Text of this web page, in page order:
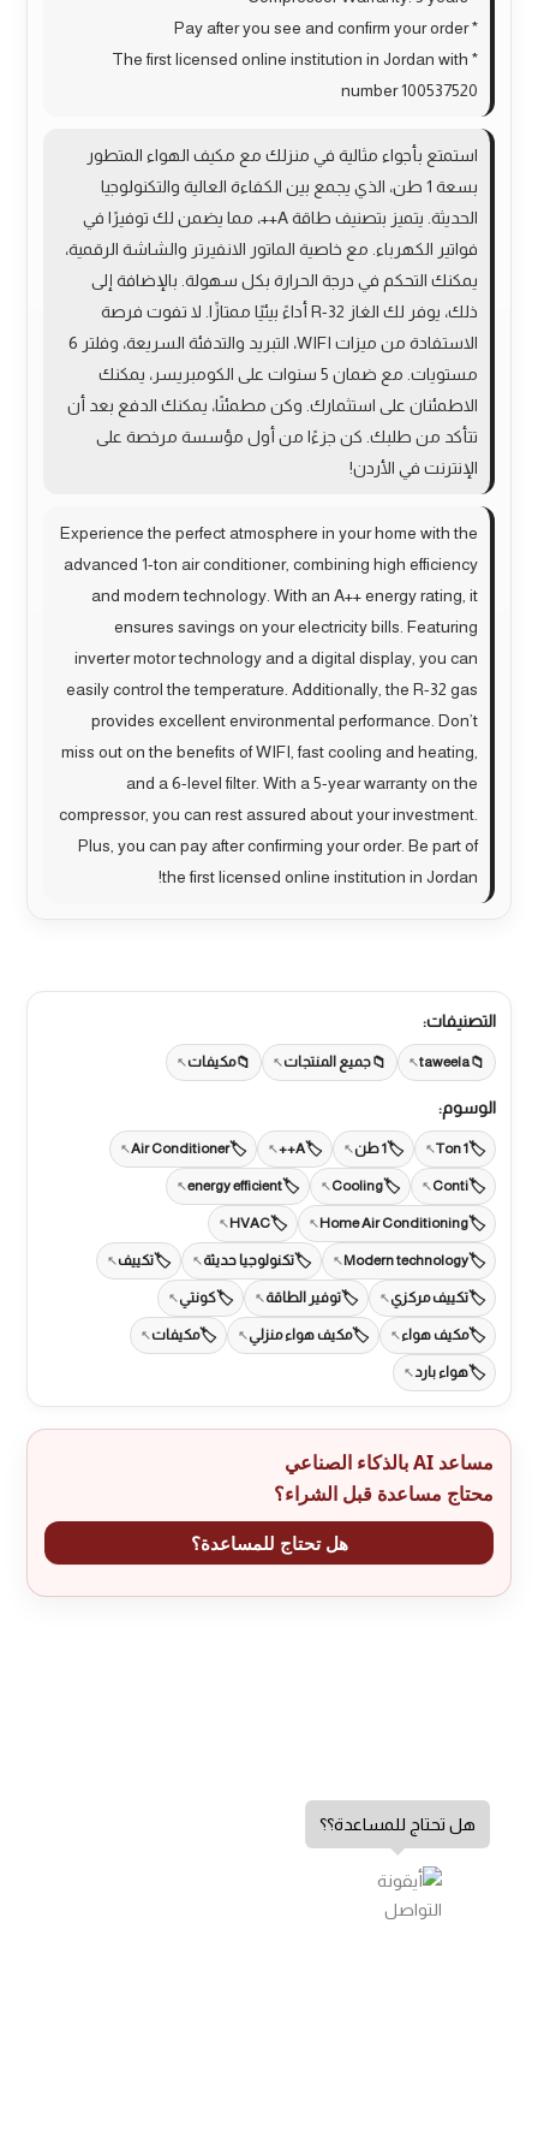
* Pay after you see and confirm your order
* The first licensed online institution in Jordan with
number 100537520
استمتع بأجواء مثالية في منزلك مع مكيف الهواء المتطور
بسعة 1 طن، الذي يجمع بين الكفاءة العالية والتكنولوجيا
الحديثة. يتميز بتصنيف طاقة A++، مما يضمن لك توفيرًا في
فواتير الكهرباء. مع خاصية الماتور الانفيرتر والشاشة الرقمية،
يمكنك التحكم في درجة الحرارة بكل سهولة. بالإضافة إلى
ذلك، يوفر لك الغاز R-32 أداءً بيئيًا ممتازًا. لا تفوت فرصة
الاستفادة من ميزات WIFI، التبريد والتدفئة السريعة، وفلتر 6
مستويات. مع ضمان 5 سنوات على الكومبريسر، يمكنك
الاطمئنان على استثمارك. وكن مطمئنًا، يمكنك الدفع بعد أن
تتأكد من طلبك. كن جزءًا من أول مؤسسة مرخصة على
الإنترنت في الأردن!
Experience the perfect atmosphere in your home with the
advanced 1-ton air conditioner, combining high efficiency
and modern technology. With an A++ energy rating, it
ensures savings on your electricity bills. Featuring
inverter motor technology and a digital display, you can
easily control the temperature. Additionally, the R-32 gas
provides excellent environmental performance. Don’t
miss out on the benefits of WIFI, fast cooling and heating,
and a 6-level filter. With a 5-year warranty on the
compressor, you can rest assured about your investment.
Plus, you can pay after confirming your order. Be part of
the first licensed online institution in Jordan!
التصنيفات:
taweela جميع المنتجات مكيفات
الوسوم:
1 Ton 1 طن A++
Air Conditioner
Conti
Cooling
energy efficient
Home Air Conditioning
HVAC
Modern technology تكنولوجيا حديثة تكييف
تكييف مركزي توفير الطاقة كونتي
مكيف هواء مكيف هواء منزلي مكيفات
هواء بارد
مساعد AI بالذكاء الصناعي
محتاج مساعدة قبل الشراء؟
هل تحتاج للمساعدة؟
هل تحتاج للمساعدة؟؟